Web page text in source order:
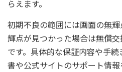
らえます。
初期不良の範囲には画面の無
輝点が見つかった場合は無償
です。具体的な保証内容や手
書や公式サイトのサポート情